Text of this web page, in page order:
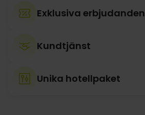
Exklusiva erbjudanden
Kundtjänst
Unika hotellpaket